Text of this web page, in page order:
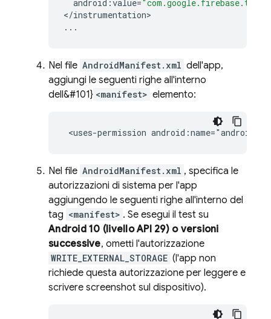
android :value=
</instrumentation
...
Nel file AndroidManifest.xml dell'app,
aggiungi le seguenti righe all'interno
dell&#101} <manifest> elemento:
Nel file AndroidManifest.xml , specifica le
autorizzazioni di sistema per l'app
aggiungendo le seguenti righe all'interno del
tag <manifest> . Se esegui il test su
Android 10 (livello API 29) o versioni
successive, ometti l'autorizzazione
WRITE_EXTERNAL_STORAGE (l'app non
richiede questa autorizzazione per leggere e
scrivere screenshot sul dispositivo).